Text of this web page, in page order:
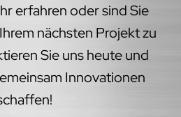
erfahren oder sind Sie
nächsten Projekt zu
Sie uns heute und
Innovationen